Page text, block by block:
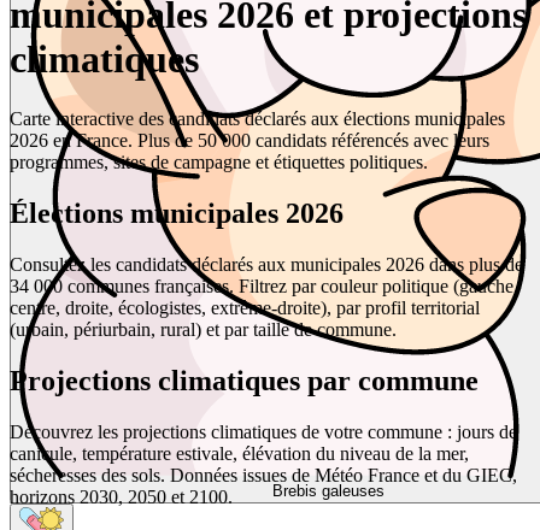
Brebis galeuses
municipales 2026 et projections
climatiques
Carte interactive des candidats déclarés aux élections municipales
2026 en France. Plus de 50 000 candidats référencés avec leurs
programmes, sites de campagne et étiquettes politiques.
Élections municipales 2026
Consultez les candidats déclarés aux municipales 2026 dans plus de
34 000 communes françaises. Filtrez par couleur politique (gauche,
centre, droite, écologistes, extrême-droite), par profil territorial
(urbain, périurbain, rural) et par taille de commune.
Projections climatiques par commune
Découvrez les projections climatiques de votre commune : jours de
canicule, température estivale, élévation du niveau de la mer,
sécheresses des sols. Données issues de Météo France et du GIEC,
horizons 2030, 2050 et 2100.